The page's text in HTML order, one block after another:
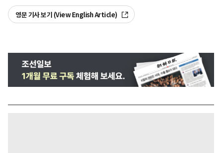
영문 기사 보기 (View English Article)